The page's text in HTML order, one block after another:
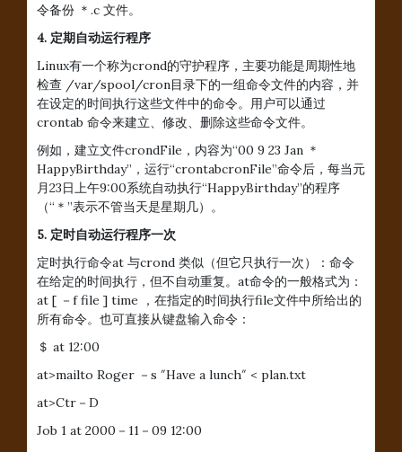
令备份 ＊.c 文件。
4. 定期自动运行程序
Linux有一个称为crond的守护程序，主要功能是周期性地
检查 /var/spool/cron目录下的一组命令文件的内容，并
在设定的时间执行这些文件中的命令。用户可以通过
crontab 命令来建立、修改、删除这些命令文件。
例如，建立文件crondFile，内容为“00 9 23 Jan ＊
HappyBirthday”，运行“crontabcronFile”命令后，每当元
月23日上午9:00系统自动执行“HappyBirthday”的程序
（“＊”表示不管当天是星期几）。
5. 定时自动运行程序一次
定时执行命令at 与crond 类似（但它只执行一次）：命令
在给定的时间执行，但不自动重复。at命令的一般格式为：
at [ －f file ] time ，在指定的时间执行file文件中所给出的
所有命令。也可直接从键盘输入命令：
＄ at 12:00
at>mailto Roger －s ″Have a lunch″ < plan.txt
at>Ctr－D
Job 1 at 2000－11－09 12:00